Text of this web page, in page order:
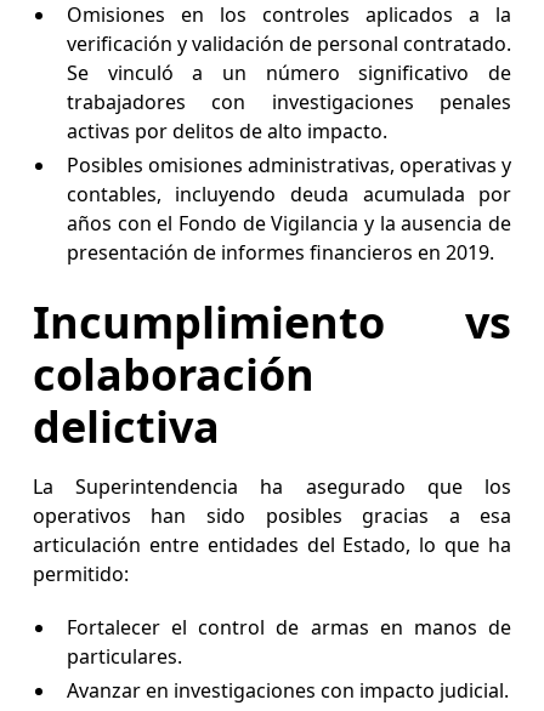
Omisiones en los controles aplicados a la
verificación y validación de personal contratado.
Se vinculó a un número significativo de
trabajadores con investigaciones penales
activas por delitos de alto impacto.
Posibles omisiones administrativas, operativas y
contables, incluyendo deuda acumulada por
años con el Fondo de Vigilancia y la ausencia de
presentación de informes financieros en 2019.
Incumplimiento vs
colaboración
delictiva
La Superintendencia ha asegurado que los
operativos han sido posibles gracias a esa
articulación entre entidades del Estado, lo que ha
permitido:
Fortalecer el control de armas en manos de
particulares.
Avanzar en investigaciones con impacto judicial.